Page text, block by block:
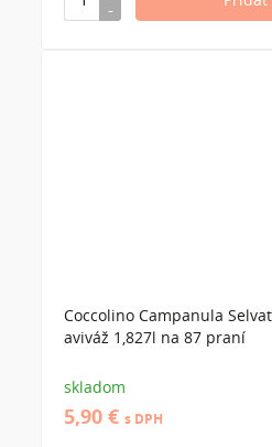
Coccolino Campanula
aviváž 1,827l na 87 praní
skladom
5,90 € s DPH